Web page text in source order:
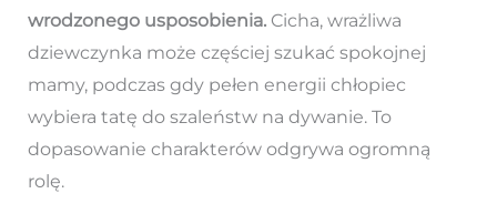
wrodzonego usposobienia.Cicha, wrażliwa
dziewczynka może częściej szukać spokojnej
mamy, podczas gdy pełen energii chłopiec
wybiera tatę do szaleństw na dywanie. To
dopasowanie charakterów odgrywa ogromną
rolę.